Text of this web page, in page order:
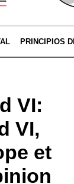
PRINCIPIOS
VI:
VI,
et